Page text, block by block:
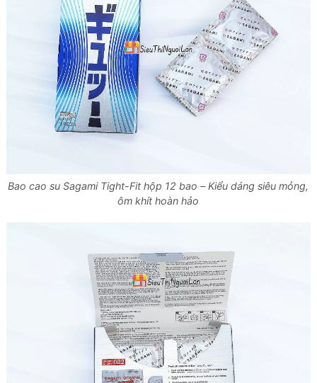
Bao cao su Sagami Tight-Fit hộp 12 bao – Kiểu dáng siêu mỏng,
ôm khít hoàn hảo